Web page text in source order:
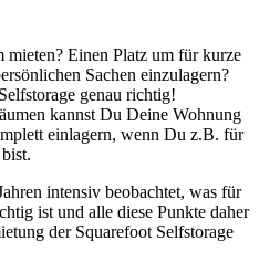
mieten? Einen Platz um für kurze
Sachen einzulagern?
genau richtig!
kannst Du Deine Wohnung
einlagern, wenn Du z.B. für
intensiv beobachtet, was für
ist und alle diese Punkte daher
der Squarefoot Selfstorage